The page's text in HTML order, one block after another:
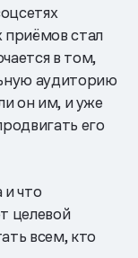
приёмов стал
в том,
аудиторию
он им, и уже
его
что
целевой
всем, кто